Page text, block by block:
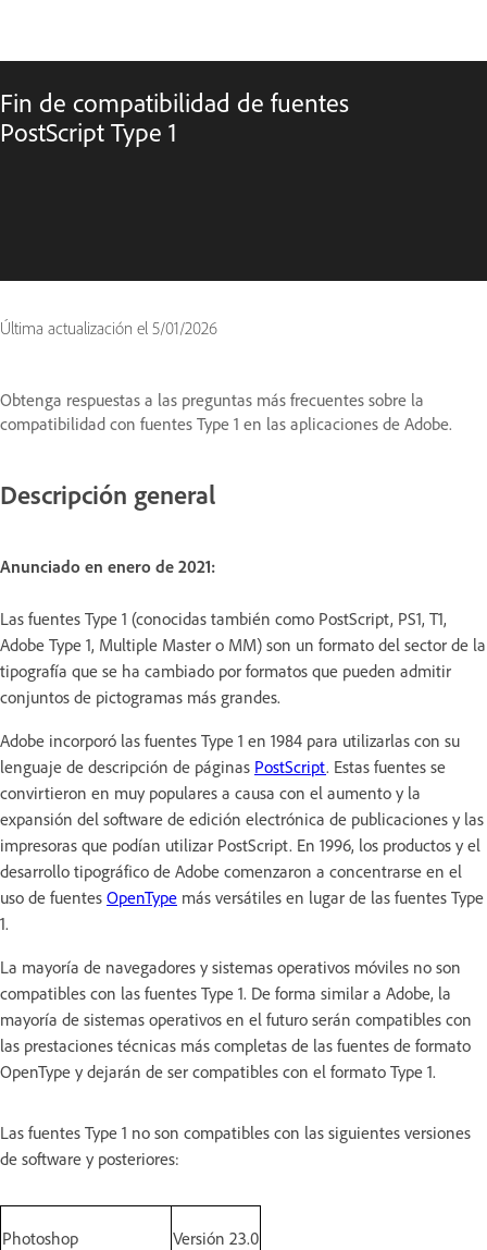
Fin de compatibilidad de fuentes
PostScript Type 1
Última actualización el 5/01/2026
Obtenga respuestas a las preguntas más frecuentes sobre la
compatibilidad con fuentes Type 1 en las aplicaciones de Adobe.
Descripción general
Anunciado en enero de 2021:
Las fuentes Type 1 (conocidas también como PostScript, PS1, T1,
Adobe Type 1, Multiple Master o MM) son un formato del sector de la
tipografía que se ha cambiado por formatos que pueden admitir
conjuntos de pictogramas más grandes.
Adobe incorporó las fuentes Type 1 en 1984 para utilizarlas con su
lenguaje de descripción de páginas PostScript. Estas fuentes se
convirtieron en muy populares a causa con el aumento y la
expansión del software de edición electrónica de publicaciones y las
impresoras que podían utilizar PostScript. En 1996, los productos y el
desarrollo tipográfico de Adobe comenzaron a concentrarse en el
uso de fuentes OpenType más versátiles en lugar de las fuentes Type
1.
La mayoría de navegadores y sistemas operativos móviles no son
compatibles con las fuentes Type 1. De forma similar a Adobe, la
mayoría de sistemas operativos en el futuro serán compatibles con
las prestaciones técnicas más completas de las fuentes de formato
OpenType y dejarán de ser compatibles con el formato Type 1.
Las fuentes Type 1 no son compatibles con las siguientes versiones
de software y posteriores:
Photoshop Versión 23.0